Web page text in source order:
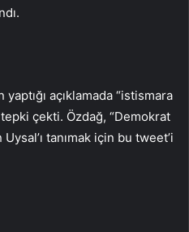
açıklamada “istismara
çekti. Özdağ, “Demokrat
tanımak için bu tweet’i